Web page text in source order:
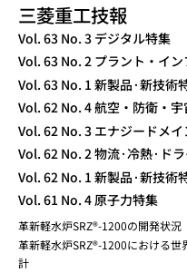
三菱重工技報
TECHNICAL REVIEW
Vol. 63 No. 3 デジタル特集
Vol. 63 No. 2 プラント・イ
Vol. 63 No. 1 新製品·新技術
Vol. 62 No. 4 航空・防衛・
Vol. 62 No. 3 エナジードメ
Vol. 62 No. 2 物流·冷熱·ド
Vol. 62 No. 1 新製品·新技術
Vol. 61 No. 4 原子力特集
革新軽水炉SRZ®-1200の開発状況
革新軽水炉SRZ®-1200における
計